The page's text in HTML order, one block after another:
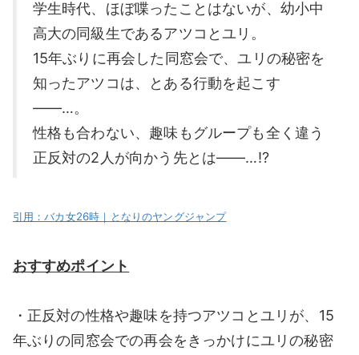
学生時代、ほぼ喋ったことはないが、幼小中
高大の同級生であるアツコとユリ。
15年ぶりに再会した同窓会で、ユリの秘密を
知ったアツコは、とある行動を起こす
――…。
性格も合わない、趣味もグループも全く違う
正反対の2人が向かう先とは――…!?
引用：バカ女26時｜となりのヤングジャンプ
おすすめポイント
・正反対の性格や趣味を持つアツコとユリが、15
年ぶりの同窓会での再会をきっかけにユリの秘密